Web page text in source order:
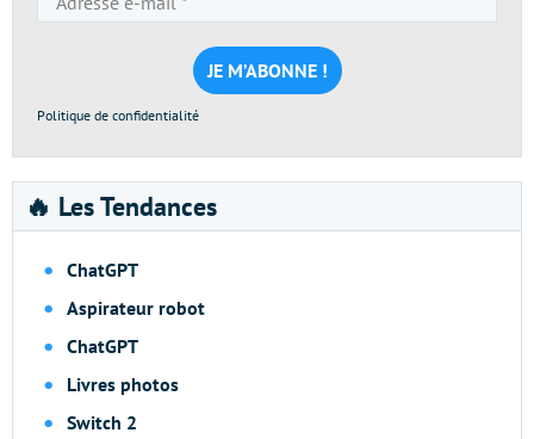
e-
mail
*
Politique de confidentialité
🔥 Les Tendances
ChatGPT
Aspirateur robot
ChatGPT
Livres photos
Switch 2